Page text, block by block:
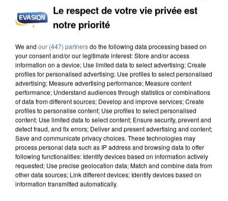
7 août 2026
Un second cadre de la DZ Mafia interpellé en
Algérie
Le respect de votre vie privée est
notre priorité
We and our (447) partnersdo the following data processing based on
your consent and/or our legitimate interest: Store and/or access
information on a device; Use limited data to select advertising; Create
profiles for personalised advertising; Use profiles to select personalised
advertising; Measure advertising performance; Measure content
performance; Understand audiences through statistics or combinations
of data from different sources; Develop and improve services; Create
profiles to personalise content; Use profiles to select personalised
content; Use limited data to select content; Ensure security, prevent and
detect fraud, and fix errors; Deliver and present advertising and content;
Save and communicate privacy choices. These technologies may
process personal data such as IP address and browsing data to offer
following functionalities: Identify devices based on information actively
requested; Use precise geolocation data; Match and combine data from
other data sources; Link different devices; Identify devices based on
information transmitted automatically.